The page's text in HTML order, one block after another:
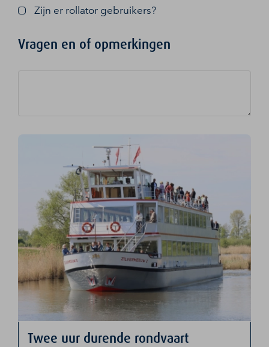
Zijn er rollator gebruikers?
Vragen en of opmerkingen
Twee uur durende rondvaart